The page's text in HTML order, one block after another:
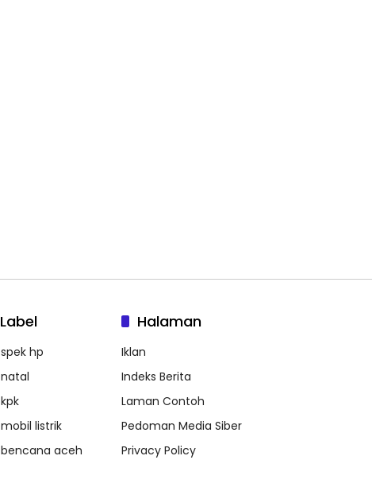
Label
spek hp
natal
kpk
mobil listrik
bencana aceh
Halaman
Iklan
Indeks Berita
Laman Contoh
Pedoman Media Siber
Privacy Policy